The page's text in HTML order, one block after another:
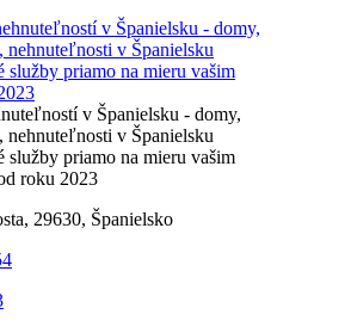
v Španielsku - domy,
nehnuteľnosti v Španielsku
služby priamo na mieru vašim
roku 2023
29630, Španielsko